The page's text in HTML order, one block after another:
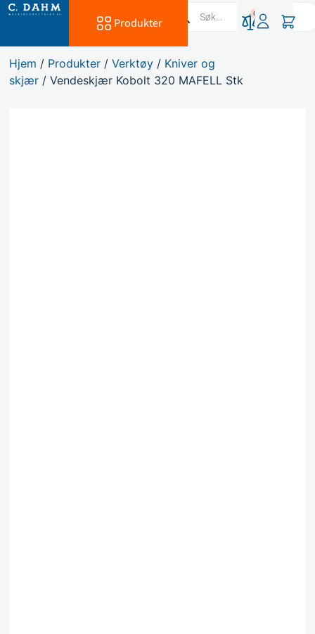
Produkter
0
Hjem / Produkter /Verktøy / Kniver og
skjær / Vendeskjær Kobolt 320 MAFELL Stk